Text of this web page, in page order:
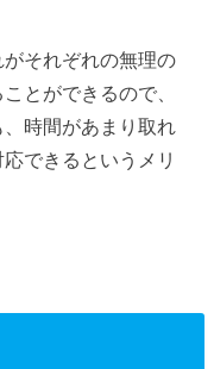
それぞれの無理の
とができるので、
時間があまり取れ
できるというメリ